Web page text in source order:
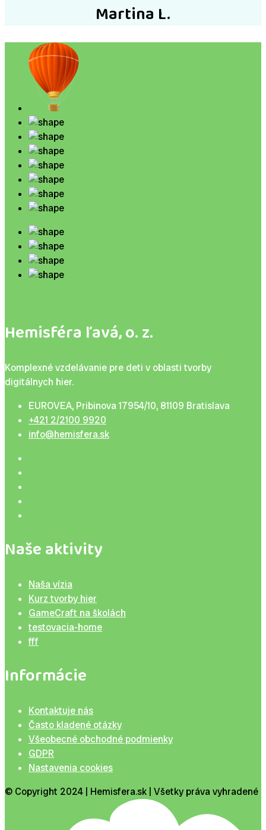
Martina L.
Hemisféra ľavá, o. z.
Komplexné vzdelávanie pre deti v oblasti tvorby
digitálnych hier.
EUROVEA, Pribinova 17954/10, 81109 Bratislava
+421 2/2100 9920
info@hemisfera.sk
Naše aktivity
Naša vízia
Kurz tvorby hier
GameCraft na školách
testovacia-home
fff
Informácie
Kontaktuje nás
Často kladené otázky
Všeobecné obchodné podmienky
GDPR
Nastavenia cookies
© Copyright 2024 | Hemisfera.sk | Všetky práva vyhradené